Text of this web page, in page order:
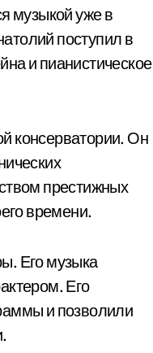
музыкой уже в
поступил в
и пианистическое
консерватории. Он
престижных
времени.
Его музыка
Его
и позволили